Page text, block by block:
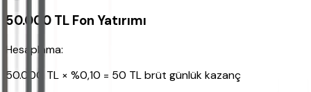
50.000 TL Fon Yatırımı
Hesaplama:
50.000 TL × %0,10 = 50 TL brüt günlük kazanç